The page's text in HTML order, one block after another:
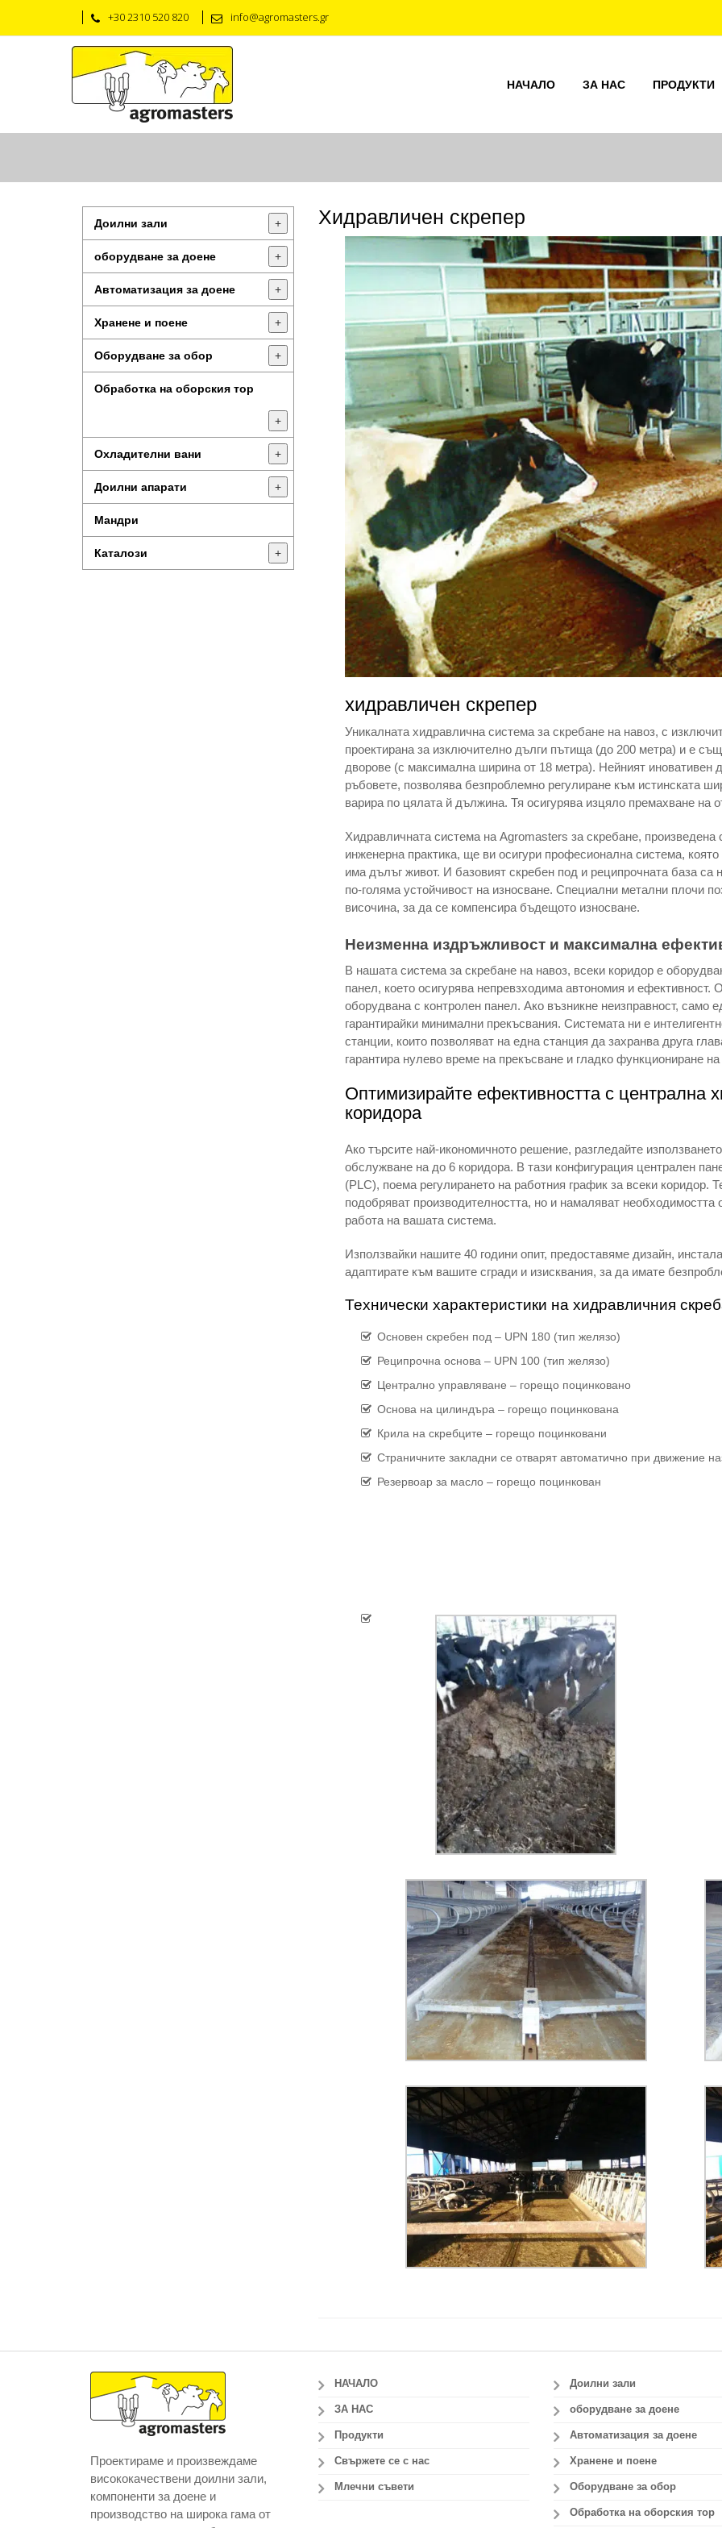
+30 2310 520 820 info@agromasters.gr
НАЧАЛО ЗА НАС ПРОДУКТИ
Доилни зали +
оборудване за доене +
Автоматизация за доене +
Хранене и поене +
Оборудване за обор +
Обработка на оборския тор
+
Охладителни вани +
Доилни апарати +
Мандри
Каталози +
Хидравличен скрепер
хидравличен скрепер
Уникалната хидравлична система за скребане на навоз, с
проектирана за изключително дълги пътища (до 200 метра) и е
дворове (с максимална ширина от 18 метра). Нейният иновативен
ръбовете, позволява безпроблемно регулиране към истинската
варира по цялата й дължина. Тя осигурява изцяло премахване на
Хидравличната система на Agromasters за скребане, произведена
инженерна практика, ще ви осигури професионална система,
има дълъг живот. И базовият скребен под и реципрочната база са
по-голяма устойчивост на износване. Специални метални плочи
височина, за да се компенсира бъдещото износване.
Неизменна издръжливост и максимална
В нашата система за скребане на навоз, всеки коридор е
панел, което осигурява непревзходима автономия и ефективност.
оборудвана с контролен панел. Ако възникне неизправност, само
гарантирайки минимални прекъсвания. Системата ни е
станции, които позволяват на една станция да захранва друга
гарантира нулево време на прекъсване и гладко функциониране
Оптимизирайте ефективността с централна
коридора
Ако търсите най-икономичното решение, разгледайте
обслужване на до 6 коридора. В тази конфигурация централен
(PLC), поема регулирането на работния график за всеки коридор.
подобряват производителността, но и намаляват
работа на вашата система.
Използвайки нашите 40 години опит, предоставяме дизайн,
адаптирате към вашите сгради и изисквания, за да имате
Технически характеристики на хидравличния
Основен скребен под – UPN 180 (тип желязо)
Реципрочна основа – UPN 100 (тип желязо)
Централно управляване – горещо поцинковано
Основа на цилиндъра – горещо поцинкована
Крила на скребците – горещо поцинковани
Страничните закладни се отварят автоматично при движение
Резервоар за масло – горещо поцинкован
Проектираме и произвеждаме
висококачествени доилни зали,
компоненти за доене и
производство на широка гама от
НАЧАЛО
ЗА НАС
Продукти
Свържете се с нас
Млечни съвети
Доилни зали
оборудване за доене
Автоматизация за доене
Хранене и поене
Оборудване за обор
Обработка на оборския тор